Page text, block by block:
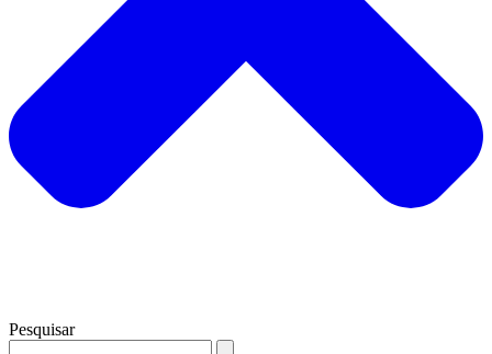
Pesquisar